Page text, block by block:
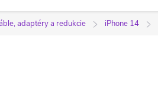
adaptéry a redukcie iPhone 14